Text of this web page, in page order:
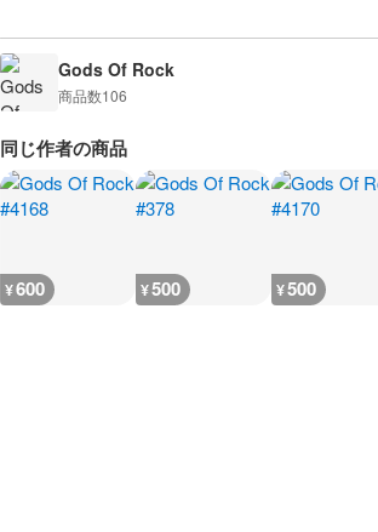
Gods Of Rock
商品数106
同じ作者の商品
¥600 ¥500 ¥500